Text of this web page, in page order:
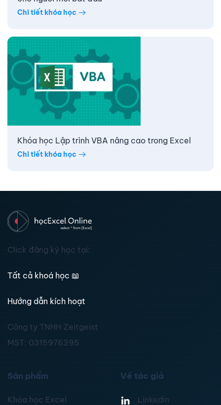
Chi tiết khóa học
Khóa học Lập trình VBA nâng cao trong Excel
Chi tiết khóa học
Click đăng ký học tại:
Tất cả khoá học 📖
Hướng dẫn kích hoạt
Công ty TNHH Zeitgeist
MST: 0315976395
Sản phẩm
Khóa học Excel
Về tác giả
Linkedin